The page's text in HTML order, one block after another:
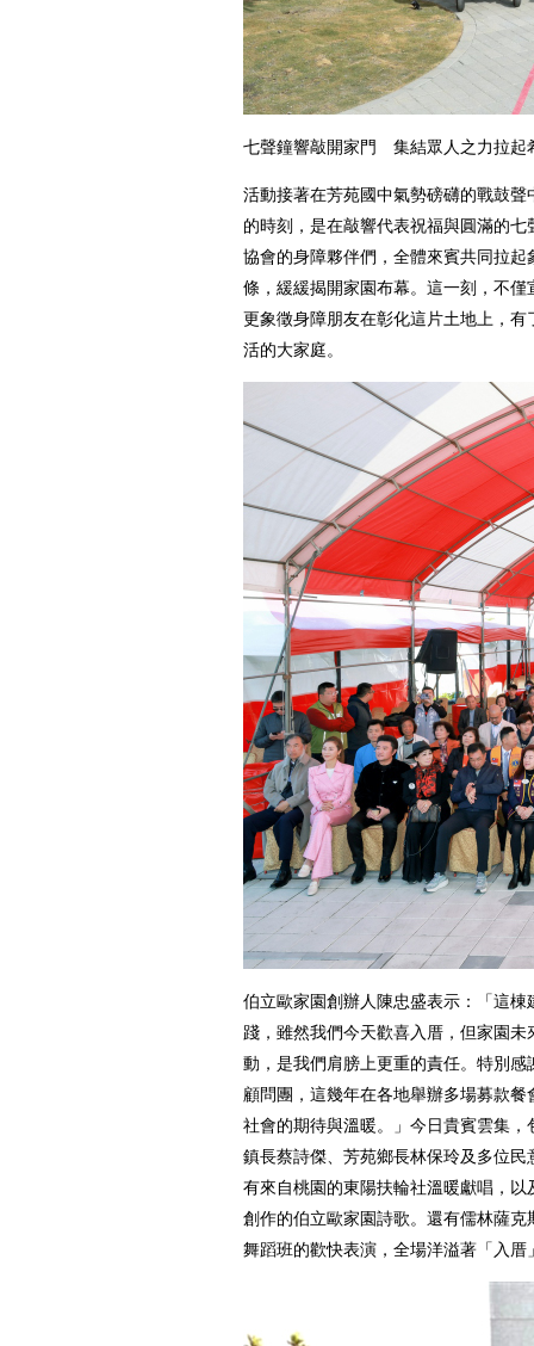
七聲鐘響敲開家門 集結眾人之力拉起
活動接著在芳苑國中氣勢磅礴的戰鼓
的時刻，是在敲響代表祝福與圓滿的
協會的身障夥伴們，全體來賓共同拉
條，緩緩揭開家園布幕。這一刻，不
更象徵身障朋友在彰化這片土地上，
活的大家庭。
伯立歐家園創辦人陳忠盛表示：「這
踐，雖然我們今天歡喜入厝，但家園
動，是我們肩膀上更重的責任。特別
顧問團，這幾年在各地舉辦多場募款
社會的期待與溫暖。」今日貴賓雲集
鎮長蔡詩傑、芳苑鄉長林保玲及多位
有來自桃園的東陽扶輪社溫暖獻唱，
創作的伯立歐家園詩歌。還有儒林薩
舞蹈班的歡快表演，全場洋溢著「入厝